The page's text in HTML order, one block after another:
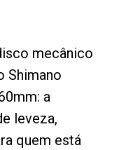
mecânico
Shimano
a
leveza,
quem está